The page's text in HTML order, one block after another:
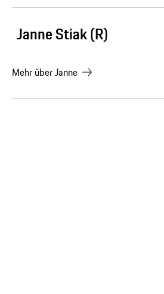
Janne Stiak (R)
Mehr überJanne